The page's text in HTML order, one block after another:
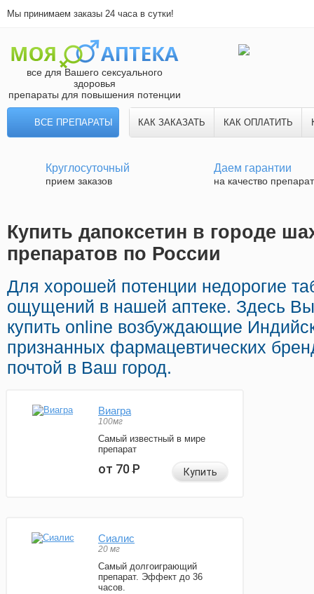
Мы принимаем заказы 24 часа в сутки!
все для Вашего сексуального
здоровья
препараты для повышения потенции
ВСЕ ПРЕПАРАТЫ КАК ЗАКАЗАТЬ КАК ОПЛАТИТЬ
Круглосуточный
прием заказов
Даем гарантии
на качество
Купить дапоксетин в городе
препаратов по России
Для хорошей потенции недорогие
ощущений в нашей аптеке. Здесь
купить online возбуждающие
признанных фармацевтических
почтой в Ваш город.
Виагра
100мг
Самый известный в мире
препарат
от 70Р Купить
Сиалис
20 мг
Самый долгоиграющий
препарат. Эффект до 36
часов.